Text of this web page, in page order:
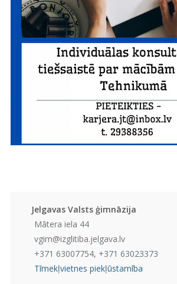
Jelgavas Valsts ģimnāzija
Mātera iela 44
vgim@izglitiba.jelgava.lv
+371 63007754, +371 63023373
Tīmekļvietnes piekļūstamība